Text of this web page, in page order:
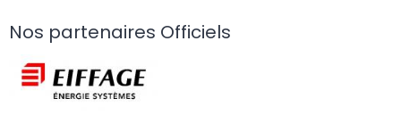
Nos partenaires Officiels